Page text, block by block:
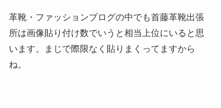
革靴・ファッションブログの中でも首藤革靴出張
所は画像貼り付け数でいうと相当上位にいると思
います。まじで際限なく貼りまくってますから
ね。